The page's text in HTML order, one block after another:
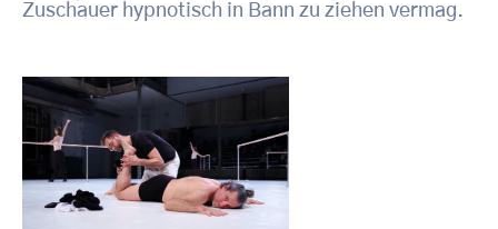
Zuschauer hypnotisch in Bann zu ziehen vermag.